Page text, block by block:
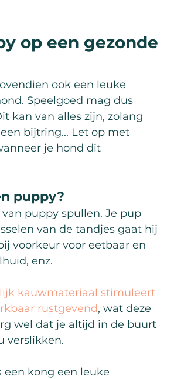
op een gezonde
ook een leuke
Speelgoed mag dus
kan van alles zijn, zolang
bijtring... Let op met
je hond dit
puppy?
puppy spullen. Je pup
van de tandjes gaat hij
voorkeur voor eetbaar en
enz.
kauwmateriaal stimuleert
rustgevend, wat deze
wel dat je altijd in de buurt
verslikken.
een kong een leuke